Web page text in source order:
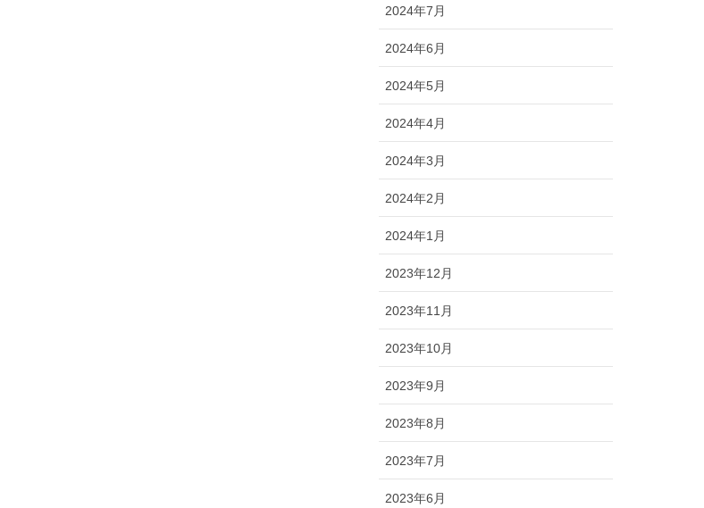
2024年7月
2024年6月
2024年5月
2024年4月
2024年3月
2024年2月
2024年1月
2023年12月
2023年11月
2023年10月
2023年9月
2023年8月
2023年7月
2023年6月